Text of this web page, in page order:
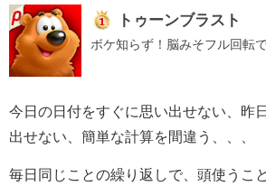
トゥーンブラスト
ボケ知らず！脳みそフル回転
今日の日付をすぐに思い出せない、昨
出せない、簡単な計算を間違う、、、
毎日同じことの繰り返しで、頭使うこ